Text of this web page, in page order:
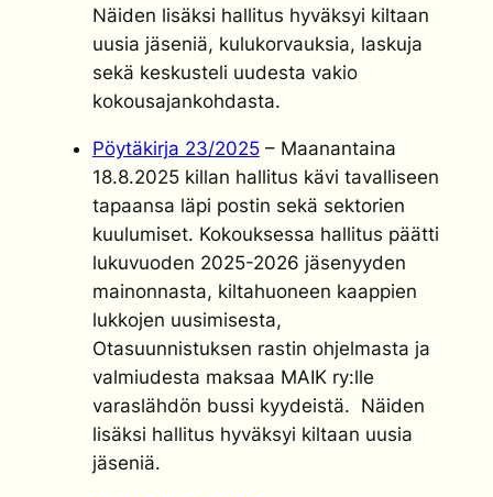
Näiden lisäksi hallitus hyväksyi kiltaan
uusia jäseniä, kulukorvauksia, laskuja
sekä keskusteli uudesta vakio
kokousajankohdasta.
Pöytäkirja 23/2025– Maanantaina
18.8.2025 killan hallitus kävi tavalliseen
tapaansa läpi postin sekä sektorien
kuulumiset. Kokouksessa hallitus päätti
lukuvuoden 2025-2026 jäsenyyden
mainonnasta, kiltahuoneen kaappien
lukkojen uusimisesta,
Otasuunnistuksen rastin ohjelmasta ja
valmiudesta maksaa MAIK ry:lle
varaslähdön bussi kyydeistä. Näiden
lisäksi hallitus hyväksyi kiltaan uusia
jäseniä.